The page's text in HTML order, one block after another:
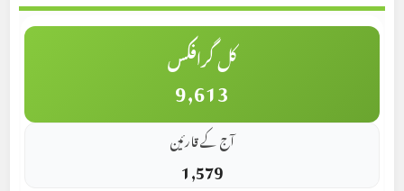
کل گرافکس
9,613
آج کے قارئین
1,579